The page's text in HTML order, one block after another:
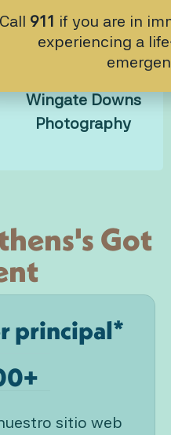
UGA School of Social
Wingate Downs
Photography
Got
principal*
sitio web
Call 911 if you are in
experiencing a